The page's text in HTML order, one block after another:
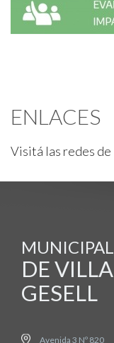
ENLACES
Visitá las redes
DE VILLA
GESELL
Avenida 3 Nº 820